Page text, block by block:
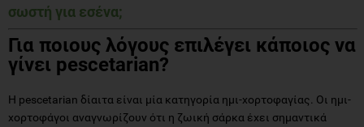
σωστή για εσένα;
Για ποιους λόγους επιλέγει κάποιος να
γίνει pescetarian?
Η pescetarian δίαιτα είναι μία κατηγορία ημι-χορτοφαγίας. Οι ημι-
χορτοφάγοι αναγνωρίζουν ότι η ζωική σάρκα έχει σημαντικά